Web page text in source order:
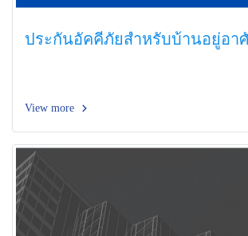
ประกันอัคคีภัยสำหรับบ้านอยู่อา
View more